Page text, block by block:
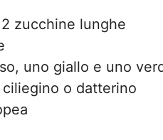
zucchine lunghe
uno giallo e uno
o datterino